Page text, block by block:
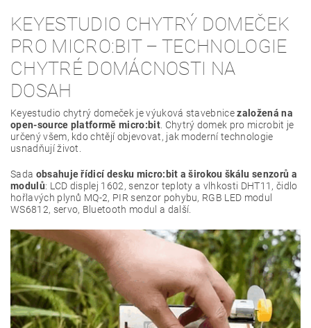
KEYESTUDIO CHYTRÝ DOMEČEK
PRO MICRO:BIT – TECHNOLOGIE
CHYTRÉ DOMÁCNOSTI NA
DOSAH
Keyestudio chytrý domeček je výuková stavebnicezaložená na
open-source platformě micro:bit. Chytrý domek pro microbit je
určený všem, kdo chtějí objevovat, jak moderní technologie
usnadňují život.
Sada obsahuje řídicí desku micro:bit a širokou škálu senzorů a
modulů: LCD displej 1602, senzor teploty a vlhkosti DHT11, čidlo
hořlavých plynů MQ-2, PIR senzor pohybu, RGB LED modul
WS6812, servo, Bluetooth modul a další.